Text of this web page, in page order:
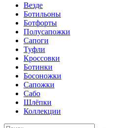
Везде
Ботильоны
Ботфорты
Полусапожки
Сапоги
Туфли
Кроссовки
Ботинки
Босоножки
Сапожки
Сабо
Шлёпки
Коллекции